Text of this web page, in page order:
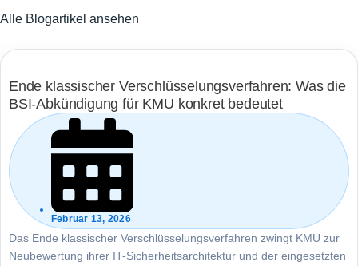
Alle Blogartikel ansehen
Ende klassischer Verschlüsselungsverfahren: Was die
BSI-Abkündigung für KMU konkret bedeutet
Februar 13, 2026
Das Ende klassischer Verschlüsselungsverfahren zwingt KMU zur
Neubewertung ihrer IT-Sicherheitsarchitektur und der eingesetzten